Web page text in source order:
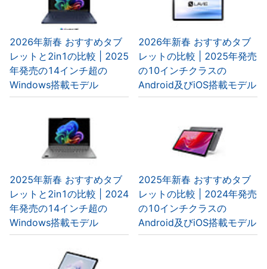
2026年新春 おすすめタブ
レットと2in1の比較 | 2025
年発売の14インチ超の
Windows搭載モデル
2026年新春 おすすめタブ
レットの比較 | 2025年発売
の10インチクラスの
Android及びiOS搭載モデル
2025年新春 おすすめタブ
レットと2in1の比較 | 2024
年発売の14インチ超の
Windows搭載モデル
2025年新春 おすすめタブ
レットの比較 | 2024年発売
の10インチクラスの
Android及びiOS搭載モデル